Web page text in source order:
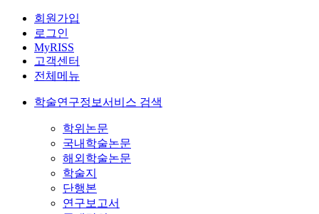
회원가입
로그인
MyRISS
고객센터
전체메뉴
학술연구정보서비스 검색
학위논문
국내학술논문
해외학술논문
학술지
단행본
연구보고서